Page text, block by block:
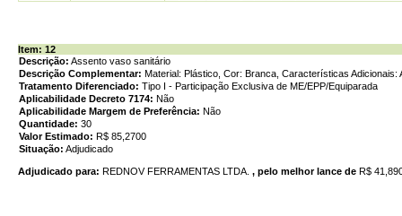
Item: 12
Descrição: Assento vaso sanitário
Descrição Complementar: Material: Plástico, Cor: Branca, Características Adicionais:
Tratamento Diferenciado: Tipo I - Participação Exclusiva de ME/EPP/Equiparada
Aplicabilidade Decreto 7174: Não
Aplicabilidade Margem de Preferência: Não
Quantidade: 30
Valor Estimado: R$ 85,2700
Situação: Adjudicado
Adjudicado para: REDNOV FERRAMENTAS LTDA. , pelo melhor lance de R$